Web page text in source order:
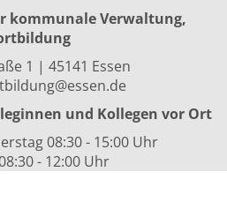
kommunale Verwaltung,
1 | 45141 Essen
und Kollegen vor Ort
08:30 - 15:00 Uhr
- 12:00 Uhr